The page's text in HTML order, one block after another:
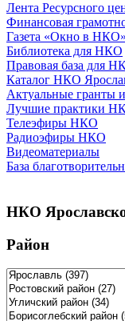
Лента Ресурсного
Финансовая
Газета «Окно в НКО»
Библиотека для НКО
Правовая база для
Каталог НКО
Актуальные гранты
Лучшие практики
Телеэфиры НКО
Радиоэфиры НКО
Видеоматериалы
База
НКО
Район